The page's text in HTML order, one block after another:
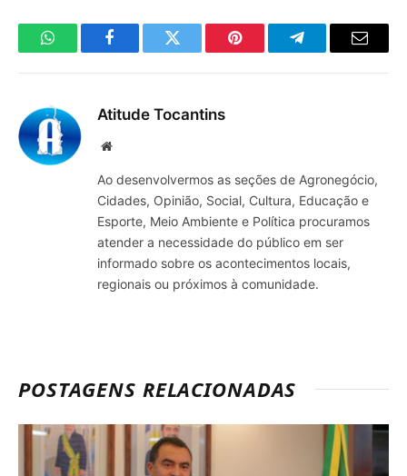
WhatsAppFacebookTwitter Pinterest TelegramaE-
Atitude Tocantins
Site
Ao desenvolvermos as seções de Agronegócio,
Cidades, Opinião, Social, Cultura, Educação e
Esporte, Meio Ambiente e Política procuramos
atender a necessidade do público em ser
informado sobre os acontecimentos locais,
regionais ou próximos à comunidade.
POSTAGENS RELACIONADAS